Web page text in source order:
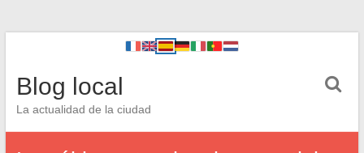
Blog local
La actualidad de la ciudad